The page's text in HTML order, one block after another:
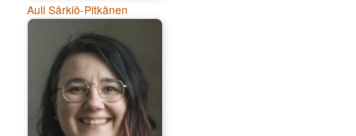
Auli Särkiö-Pitkänen